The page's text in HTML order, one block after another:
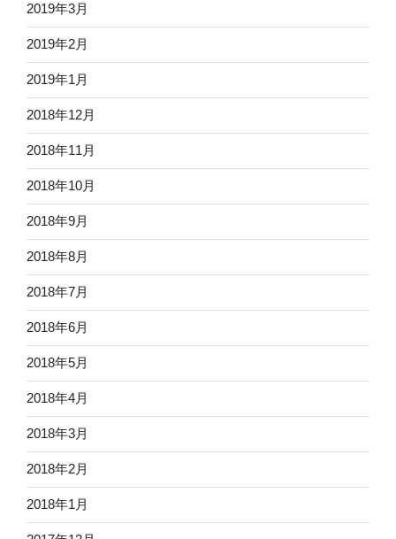
2019年3月
2019年2月
2019年1月
2018年12月
2018年11月
2018年10月
2018年9月
2018年8月
2018年7月
2018年6月
2018年5月
2018年4月
2018年3月
2018年2月
2018年1月